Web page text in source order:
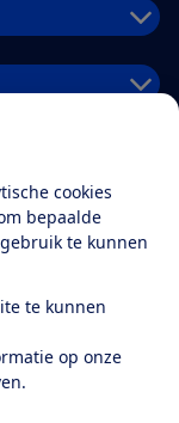
cookies
bepaalde
te kunnen
te kunnen
op onze